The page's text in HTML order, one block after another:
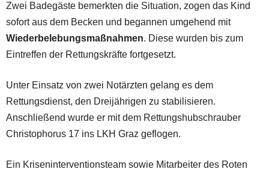
Zwei Badegäste bemerkten die Situation, zogen das Kind
sofort aus dem Becken und begannen umgehend mit
Wiederbelebungsmaßnahmen. Diese wurden bis zum
Eintreffen der Rettungskräfte fortgesetzt.
Unter Einsatz von zwei Notärzten gelang es dem
Rettungsdienst, den Dreijährigen zu stabilisieren.
Anschließend wurde er mit dem Rettungshubschrauber
Christophorus 17 ins LKH Graz geflogen.
Ein Kriseninterventionsteam sowie Mitarbeiter des Roten